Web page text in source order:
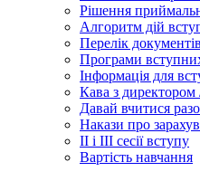
Рішення
Алгоритм дій
Перелік
Програми
Інформація для
Кава з директором
Давай вчитися
Накази про
ІІ і ІІІ сесії вступу
Вартість навчання